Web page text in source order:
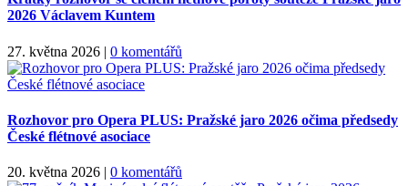
2026 Václavem Kuntem
27. května 2026 | 0 komentářů
Rozhovor pro Opera PLUS: Pražské jaro 2026 očima předsedy
České flétnové asociace
20. května 2026 | 0 komentářů